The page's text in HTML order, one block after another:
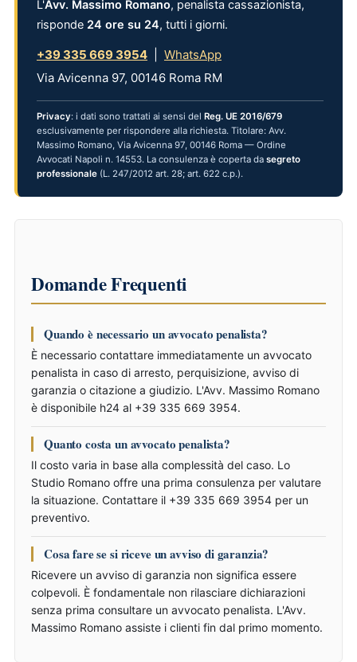
L'Avv. Massimo Romano, penalista cassazionista,
risponde 24 ore su 24, tutti i giorni.
+39 335 669 3954
WhatsApp
Via Avicenna 97, 00146 Roma RM
Privacy: i dati sono trattati ai sensi del Reg. UE 2016/679
esclusivamente per rispondere alla richiesta. Titolare: Avv.
Massimo Romano, Via Avicenna 97, 00146 Roma — Ordine
Avvocati Napoli n. 14553. La consulenza è coperta da segreto
professionale (L. 247/2012 art. 28; art. 622 c.p.).
Domande Frequenti
Quando è necessario un avvocato penalista?
È necessario contattare immediatamente un avvocato
penalista in caso di arresto, perquisizione, avviso di
garanzia o citazione a giudizio. L'Avv. Massimo Romano
è disponibile h24 al +39 335 669 3954.
Quanto costa un avvocato penalista?
Il costo varia in base alla complessità del caso. Lo
Studio Romano offre una prima consulenza per valutare
la situazione. Contattare il +39 335 669 3954 per un
preventivo.
Cosa fare se si riceve un avviso di garanzia?
Ricevere un avviso di garanzia non significa essere
colpevoli. È fondamentale non rilasciare dichiarazioni
senza prima consultare un avvocato penalista. L'Avv.
Massimo Romano assiste i clienti fin dal primo momento.